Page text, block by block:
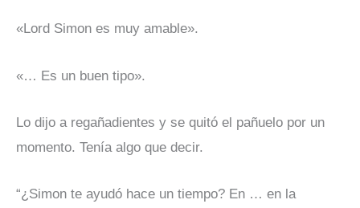
«Lord Simon es muy amable».
«… Es un buen tipo».
Lo dijo a regañadientes y se quitó el pañuelo por un
momento. Tenía algo que decir.
“¿Simon te ayudó hace un tiempo? En … en la